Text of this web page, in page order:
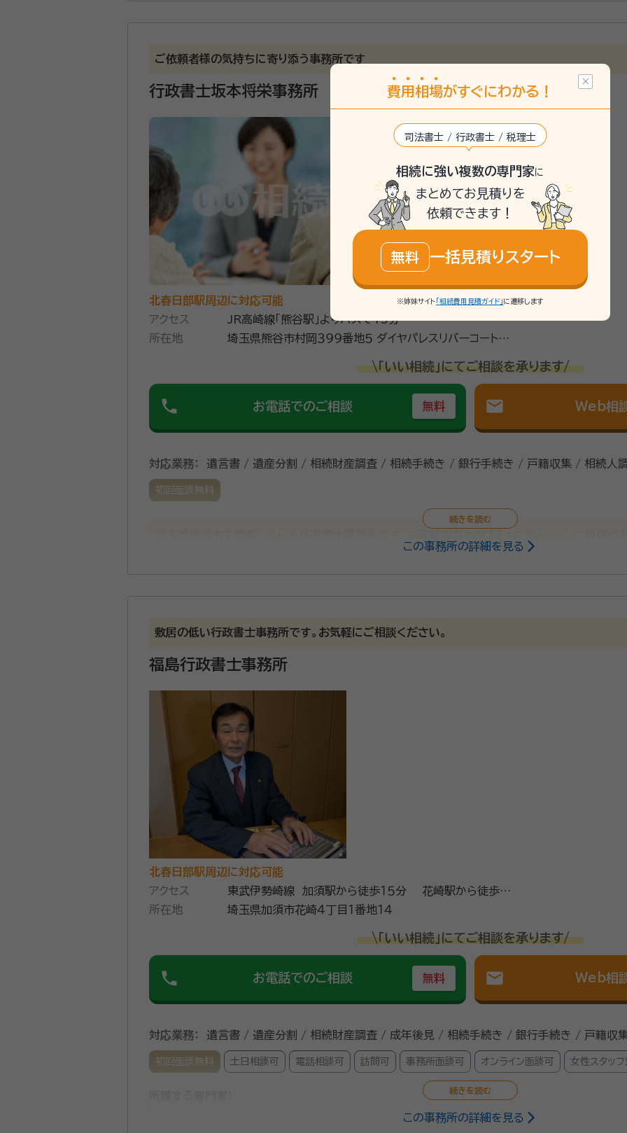
ついては将来相続が発生した際に紛争を防止する為にもぜひ用意なさった方がいい場合が多い
うな形で進めていけば問題なく円滑に進めていけるかをしっかりとご提案させていただきご依
す。 お打ち合わせにつきましては、対面の他、ZOOM等のオンライン（テレビ電話）方式で行うことも
続や遺言作成に関する専門家へのご依頼をお考えでしたら当事務所にお気軽にご相談くださいま
ご依頼者様の気持ちに寄り添う事務所です
行政書士坂本将栄事務所
北春日部駅周辺に対応可能
アクセス
JR高崎線「熊谷駅」よりバスで15分
所在地
埼玉県熊谷市村岡３９９番地５ ダイヤパレスリバーコート熊
\「いい相続」にてご相談を承ります/
phone お電話でのご相談 無料 mail Web相
対応業務： 遺言書 / 遺産分割 / 相続財産調査 / 相続手続き / 銀行手続き / 戸籍収集 / 相続人
初回面談無料
に解決する様に、ご遺族のお気持に寄り添って、丁寧な対応を心掛けております。
この事務所の詳細を見る
敷居の低い行政書士事務所です。お気軽にご相談ください。
福島行政書士事務所
北春日部駅周辺に対応可能
アクセス
東武伊勢崎線 加須駅から徒歩１５分 花崎駅から徒歩２
０分
所在地 埼玉県加須市花崎４丁目１番地１４
\「いい相続」にてご相談を承ります/
phone お電話でのご相談 無料 mail Web相
対応業務： 遺言書 / 遺産分割 / 相続財産調査 / 成年後見 / 相続手続き / 銀行手続き / 戸籍収
初回面談無料 土日相談可 電話相談可 訪問可 事務所面談可 オンライン面談可 女性スタッフ
この事務所の詳細を見る
費用 相場がすぐにわかる！
司法書士 / 行政書士 / 税理士
相続に強い複数の専門家に
まとめてお見積りを
依頼できます！
無料 一括見積りスタート
※姉妹サイト 「相続費用見積ガイド」 に遷移します